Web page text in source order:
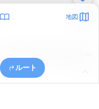
地図
ルート